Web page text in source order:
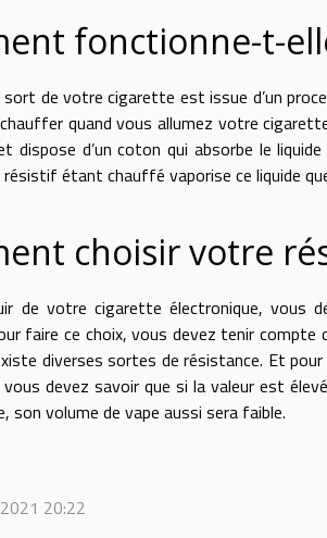
fonctionne-t-
sort de votre cigarette est issue d’un
quand vous allumez votre
dispose d’un coton qui absorbe le
résistif étant chauffé vaporise ce liquide
choisir votre
de votre cigarette électronique, vous
faire ce choix, vous devez tenir compte
diverses sortes de résistance. Et
vous devez savoir que si la valeur est
son volume de vape aussi sera faible.
20:22